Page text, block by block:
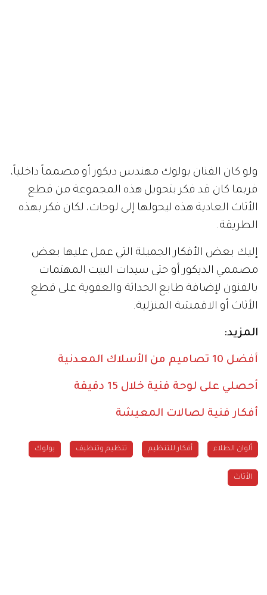
ولو كان الفنان بولوك مهندس ديكور أو مصمماً داخلياً،
فربما كان قد فكر بتحويل هذه المجموعة من قطع
الأثاث العادية هذه ليحولها إلى لوحات، لكان فكر بهذه
الطريقة.
إليك بعض الأفكار الجميلة التي عمل عليها بعض
مصممي الديكور أو حتى سيدات البيت المهتمات
بالفنون لإضافة طابع الحداثة والعفوية على قطع
الأثاث أو الاقمشة المنزلية.
المزيد:
أفضل 10 تصاميم من الأسلاك المعدنية
أحصلي على لوحة فنية خلال 15 دقيقة
أفكار فنية لصالات المعيشة
ألوان الطلاء أفكار للتنظيم تنظيم وتنظيف بولوك
الأثاث